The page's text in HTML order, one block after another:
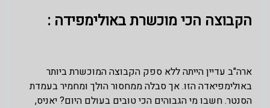
הקבוצה הכי מוכשרת באולימפידה :
ארה"ב עדיין הייתה ללא ספק הקבוצה המוכשרת ביותר
באולימפיאדה הזו. אך סבלה ממחסור הולך ומחמיר בעמדת
הסנטר. חשבו מי הגבוהים הכי טובים בעולם היום? יאניס,